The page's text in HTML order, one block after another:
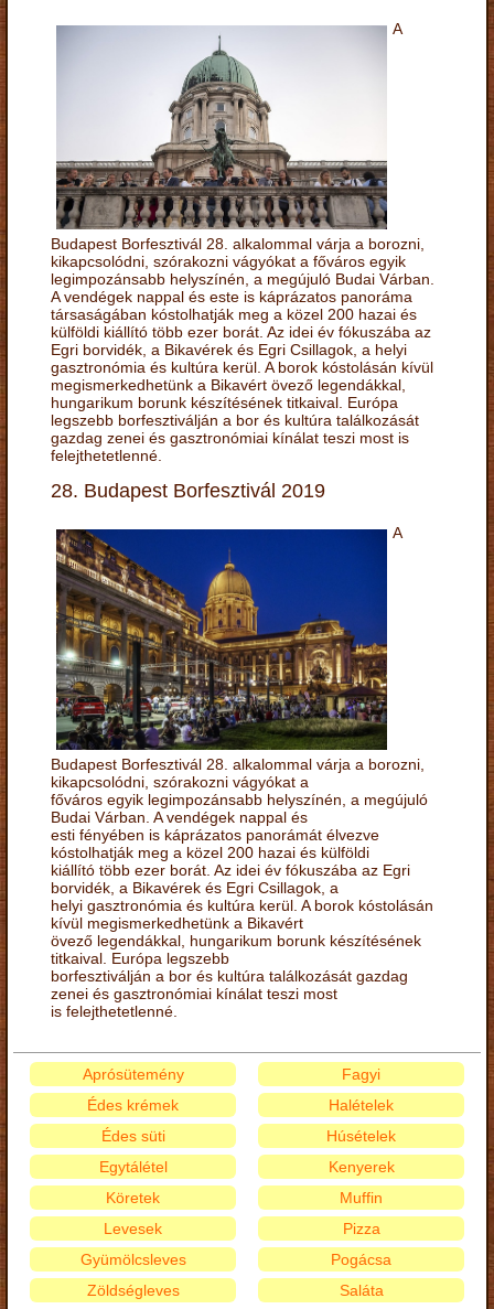
A
Budapest Borfesztivál 28. alkalommal várja a borozni,
kikapcsolódni, szórakozni vágyókat a főváros egyik
legimpozánsabb helyszínén, a megújuló Budai Várban.
A vendégek nappal és este is káprázatos panoráma
társaságában kóstolhatják meg a közel 200 hazai és
külföldi kiállító több ezer borát. Az idei év fókuszába az
Egri borvidék, a Bikavérek és Egri Csillagok, a helyi
gasztronómia és kultúra kerül. A borok kóstolásán kívül
megismerkedhetünk a Bikavért övező legendákkal,
hungarikum borunk készítésének titkaival. Európa
legszebb borfesztiválján a bor és kultúra találkozását
gazdag zenei és gasztronómiai kínálat teszi most is
felejthetetlenné.
28. Budapest Borfesztivál 2019
A
Budapest Borfesztivál 28. alkalommal várja a borozni,
kikapcsolódni, szórakozni vágyókat a
főváros egyik legimpozánsabb helyszínén, a megújuló
Budai Várban. A vendégek nappal és
esti fényében is káprázatos panorámát élvezve
kóstolhatják meg a közel 200 hazai és külföldi
kiállító több ezer borát. Az idei év fókuszába az Egri
borvidék, a Bikavérek és Egri Csillagok, a
helyi gasztronómia és kultúra kerül. A borok kóstolásán
kívül megismerkedhetünk a Bikavért
övező legendákkal, hungarikum borunk készítésének
titkaival. Európa legszebb
borfesztiválján a bor és kultúra találkozását gazdag
zenei és gasztronómiai kínálat teszi most
is felejthetetlenné.
Aprósütemény
Édes krémek
Édes süti
Egytálétel
Fagyi
Halételek
Húsételek
Kenyerek
Köretek
Levesek
Gyümölcsleves
Zöldségleves
Muffin
Pizza
Pogácsa
Saláta